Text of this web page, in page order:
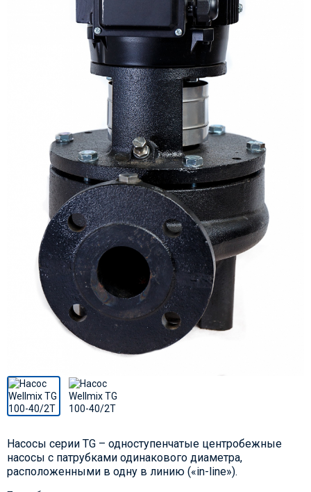
Насосы серии TG – одноступенчатые центробежные
насосы с патрубками одинакового диаметра,
расположенными в одну в линию («in-line»).